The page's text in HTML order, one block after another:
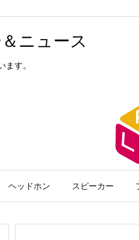
ニュース
す。
ヘッドホン スピーカー